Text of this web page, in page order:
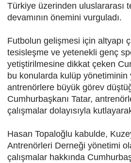
Türkiye üzerinden uluslararası
devamının önemini vurguladı.
Futbolun gelişmesi için altyapı
tesisleşme ve yetenekli genç
yetiştirilmesine dikkat çeken
bu konularda kulüp yönetiminin
antrenörlere büyük görev
Cumhurbaşkanı Tatar,
çalışmalar dolayısıyla
Hasan Topaloğlu kabulde,
Antrenörleri Derneği yönetimi
çalışmalar hakkında